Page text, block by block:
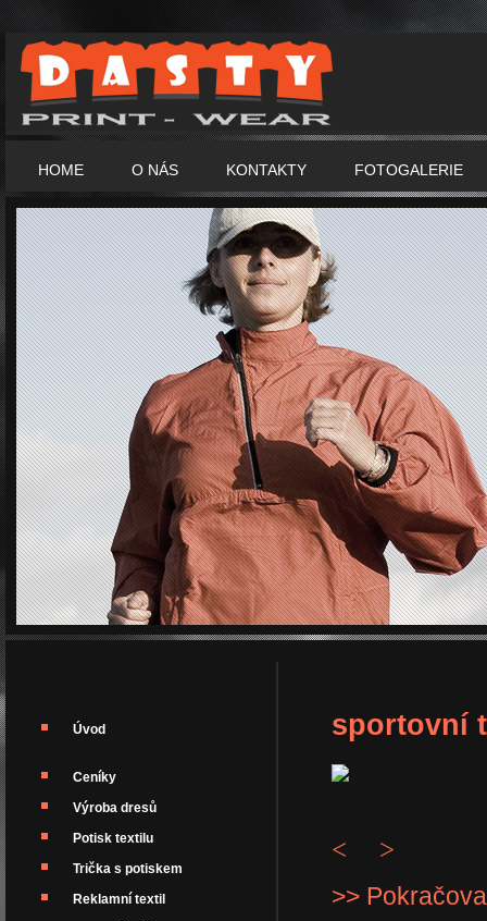
HOME O NÁS KONTAKTY FOTOGALERIE
Úvod
Ceníky
Výroba dresů
Potisk textilu
Trička s potiskem
Reklamní textil
sportovní
< >
>>